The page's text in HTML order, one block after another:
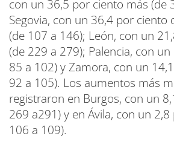
con un 36,5 por ciento más (de
Segovia, con un 36,4 por ciento
(de 107 a 146); León, con un
(de 229 a 279); Palencia, con
85 a 102) y Zamora, con un
92 a 105). Los aumentos más
registraron en Burgos, con un
269 a291) y en Ávila, con un
106 a 109).